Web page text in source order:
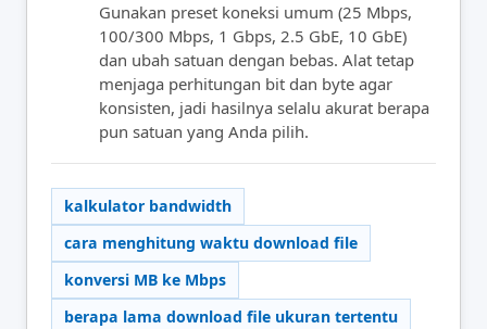
Gunakan preset koneksi umum (25 Mbps,
100/300 Mbps, 1 Gbps, 2.5 GbE, 10 GbE)
dan ubah satuan dengan bebas. Alat tetap
menjaga perhitungan bit dan byte agar
konsisten, jadi hasilnya selalu akurat berapa
pun satuan yang Anda pilih.
kalkulator bandwidth
cara menghitung waktu download file
konversi MB ke Mbps
berapa lama download file ukuran tertentu